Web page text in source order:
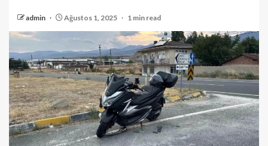
admin Ağustos 1, 2025 1 min read